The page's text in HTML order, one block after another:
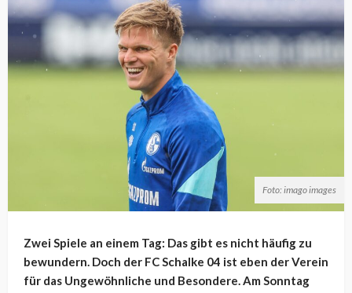
Foto: imago images
Zwei Spiele an einem Tag: Das gibt es nicht häufig zu
bewundern. Doch der FC Schalke 04 ist eben der Verein
für das Ungewöhnliche und Besondere. Am Sonntag